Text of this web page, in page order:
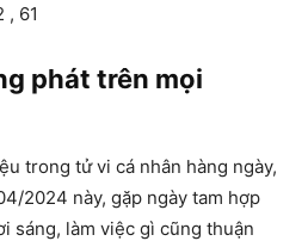
, 61
phát trên mọi
trong tử vi cá nhân hàng ngày,
2024 này, gặp ngày tam hợp
sáng, làm việc gì cũng thuận